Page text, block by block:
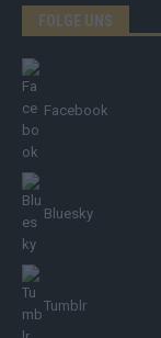
FOLGE UNS
Facebook
Bluesky
Tumblr